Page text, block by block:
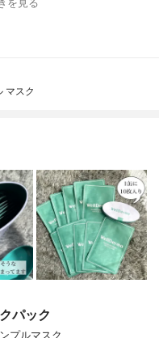
を見る
マスク
パック
プルマスク